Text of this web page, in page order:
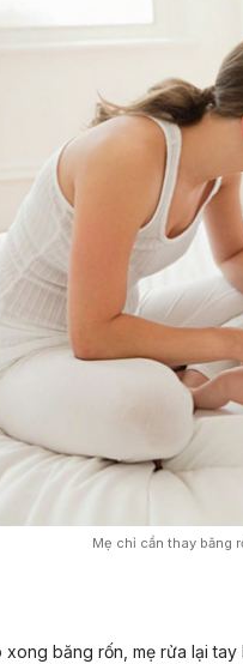
Mẹ chỉ cần thay băng
xong băng rốn, mẹ rửa lại